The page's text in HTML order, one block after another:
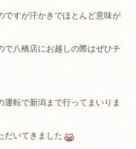
ですが汗かきでほとんど意味が
で八橋店にお越しの際はぜひチ
転で新潟まで行ってまいりま
だいてきました